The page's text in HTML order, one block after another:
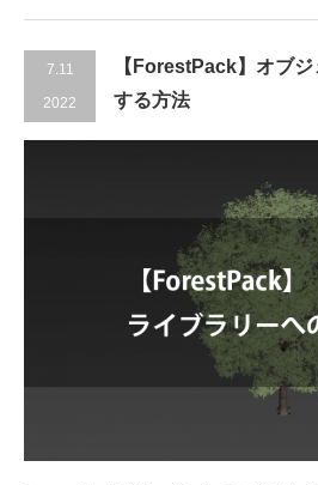
7.11
2022
【ForestPack】オブ
する方法